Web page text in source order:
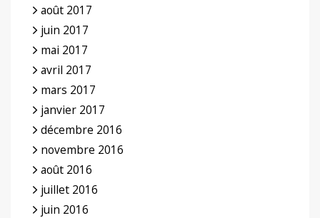
août 2017
juin 2017
mai 2017
avril 2017
mars 2017
janvier 2017
décembre 2016
novembre 2016
août 2016
juillet 2016
juin 2016